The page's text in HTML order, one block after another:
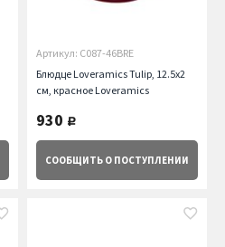
Артикул: C087-46BRE
Блюдце Loveramics Tulip, 12.5х2
см, красное Loveramics
930 руб.
СООБЩИТЬ О ПОСТУПЛЕНИИ